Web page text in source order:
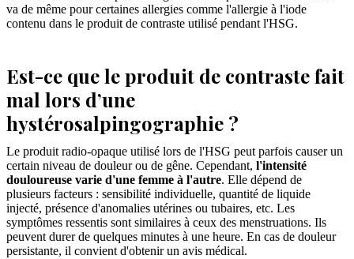
va de même pour certaines allergies comme l'allergie à l'iode
contenu dans le produit de contraste utilisé pendant l'HSG.
Est-ce que le produit de contraste fait
mal lors d’une
hystérosalpingographie ?
Le produit radio-opaque utilisé lors de l'HSG peut parfois causer un
certain niveau de douleur ou de gêne. Cependant, l'intensité
douloureuse varie d'une femme à l'autre. Elle dépend de
plusieurs facteurs : sensibilité individuelle, quantité de liquide
injecté, présence d'anomalies utérines ou tubaires, etc. Les
symptômes ressentis sont similaires à ceux des menstruations. Ils
peuvent durer de quelques minutes à une heure. En cas de douleur
persistante, il convient d'obtenir un avis médical.